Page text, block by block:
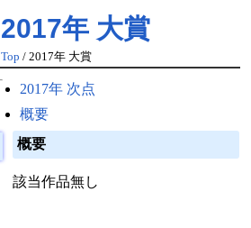
2017年 大賞
Top / 2017年 大賞
2017年 次点
概要
概要
該当作品無し